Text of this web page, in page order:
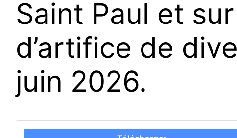
Saint Paul et
d’artifice de
juin 2026.